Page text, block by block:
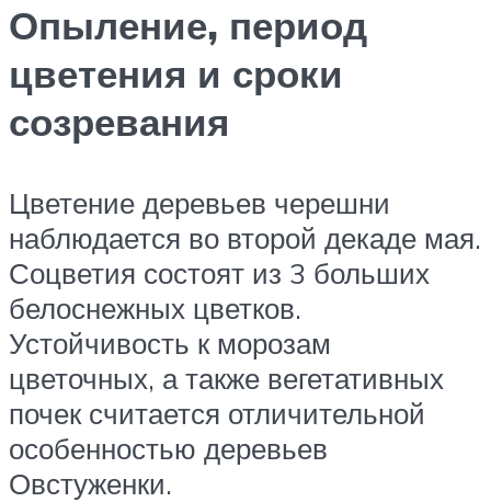
Опыление, период
цветения и сроки
созревания
Цветение деревьев черешни
наблюдается во второй декаде мая.
Соцветия состоят из 3 больших
белоснежных цветков.
Устойчивость к морозам
цветочных, а также вегетативных
почек считается отличительной
особенностью деревьев
Овстуженки.